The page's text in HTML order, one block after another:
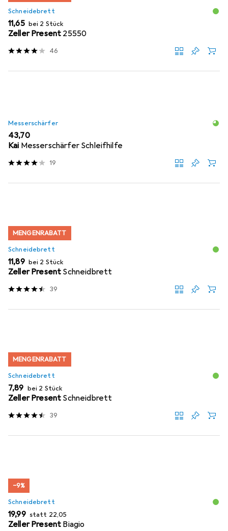
Schneidebrett
EUR
11,65 bei 2 Stück
Zeller Present 25550
46
Messerschärfer
EUR
43,70
Kai Messerschärfer Schleifhilfe
19
MENGENRABATT
Schneidebrett
EUR
11,89 bei 2 Stück
Zeller Present Schneidbrett
39
MENGENRABATT
Schneidebrett
EUR
7,89 bei 2 Stück
Zeller Present Schneidbrett
39
−9%
Schneidebrett
EUR
19,99 statt EUR
22,05
Zeller Present Biagio